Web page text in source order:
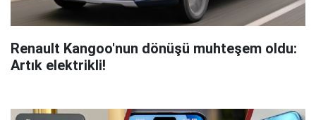
Renault Kangoo'nun dönüşü muhteşem oldu:
Artık elektrikli!